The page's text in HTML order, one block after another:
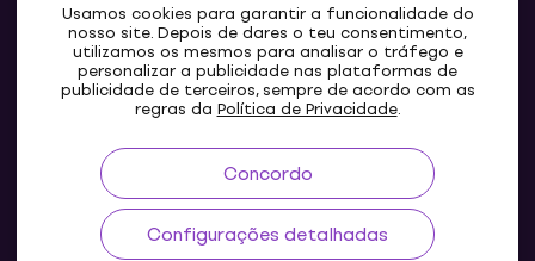
Usamos cookies para garantir a funcionalidade do
nosso site. Depois de dares o teu consentimento,
utilizamos os mesmos para analisar o tráfego e
personalizar a publicidade nas plataformas de
publicidade de terceiros, sempre de acordo com as
regras da Política de Privacidade.
Concordo
Configurações detalhadas
PT